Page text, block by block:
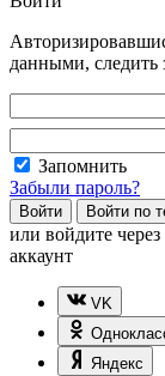
данными, следить
Запомнить
Забыли пароль?
Войти Войти по
или войдите
аккаунт
VK
Яндекс